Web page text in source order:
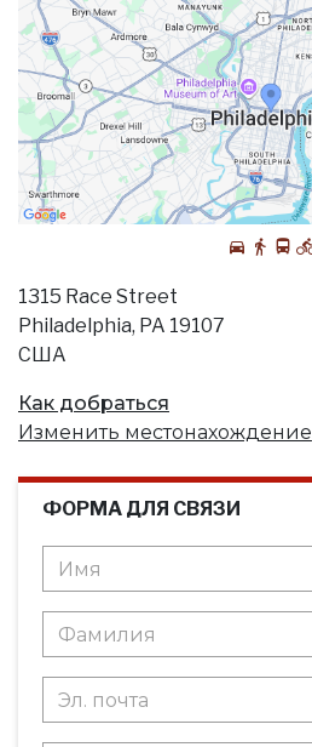
1315 Race Street
Philadelphia, PA 19107
США
Как добраться
Изменить местонахождение
ФОРМА ДЛЯ СВЯЗИ